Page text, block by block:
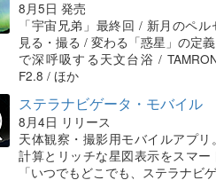
8月5日 発売
「宇宙兄弟」最終回 / 新月のペル
見る・撮る / 変わる「惑星」の定
で深呼吸する天文台浴 /
F2.8 / ほか
ステラナビゲータ・モバイル
8月4日 リリース
天体観察・撮影用モバイルアプリ
計算とリッチな星図表示をスマー
「いつでもどこでも、ステラナビゲ